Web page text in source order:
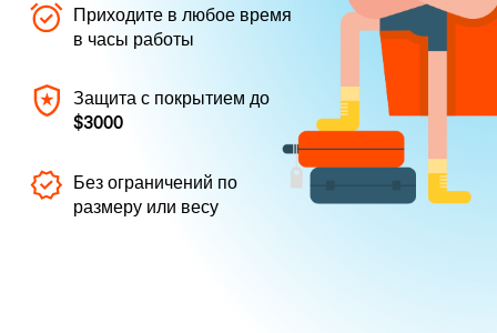
Приходите в любое время
в часы работы
Защита с покрытием до
$3000
Без ограничений по
размеру или весу